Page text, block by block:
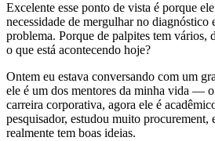
Excelente esse ponto de vista é porque
necessidade de mergulhar no diagnóstico
problema. Porque de palpites tem vários,
o que está acontecendo hoje?
Ontem eu estava conversando com um
ele é um dos mentores da minha vida —
carreira corporativa, agora ele é
pesquisador, estudou muito procurement,
realmente tem boas ideias.